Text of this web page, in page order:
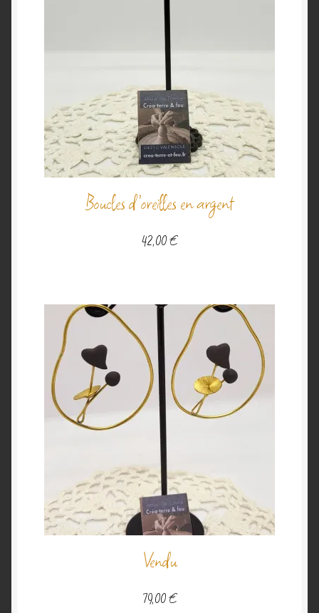
Boucles d’oreilles en argent
42,00€
Vendu
79,00€